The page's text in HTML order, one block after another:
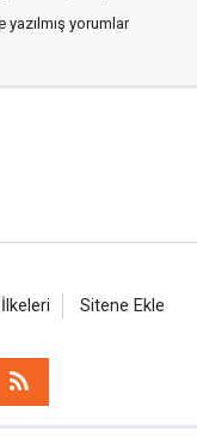
yorumlar
Sitene Ekle